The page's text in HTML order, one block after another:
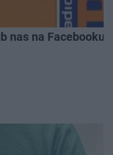
nas na Facebooku!